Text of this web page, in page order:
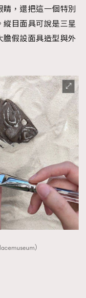
FigaroAesthetic
，還把這一個特別
目面具可說是三星
假設面具造型與外
）